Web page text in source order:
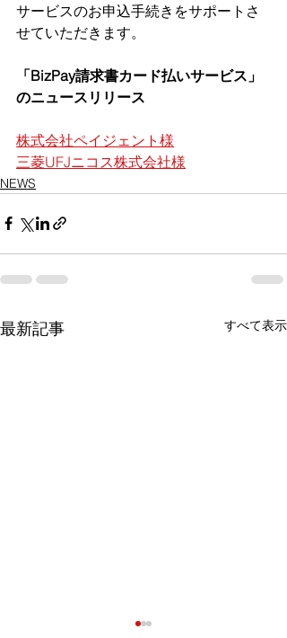
サービスのお申込手続きをサポートさ
せていただきます。
「BizPay請求書カード払いサービス」
のニュースリリース
株式会社ペイジェント様
三菱UFJニコス株式会社様
NEWS
最新記事 すべて表示